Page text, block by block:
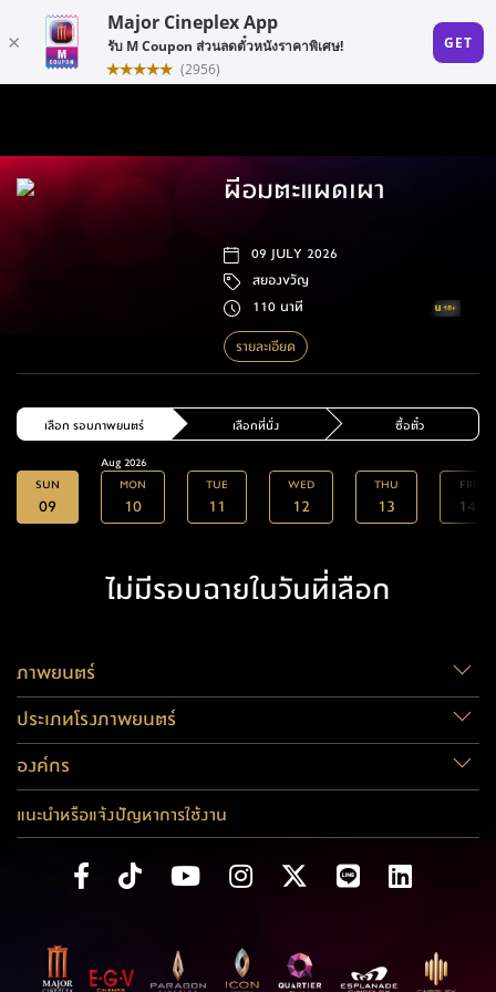
ผีอมตะแผดเผา
09 JULY 2026
สยองขวัญ
110 นาที
รายละเอียด
เลือก รอบภาพยนตร์ เลือกที่นั่ง ซื้อตั๋ว
SUN
09
Aug 2026
MON
10
TUE
11
WED
12
THU
13
FRI
14
ไม่มีรอบฉายในวันที่เลือก
ภาพยนตร์
ประเภทโรงภาพยนตร์
องค์กร
แนะนำหรือแจ้งปัญหาการใช้งาน